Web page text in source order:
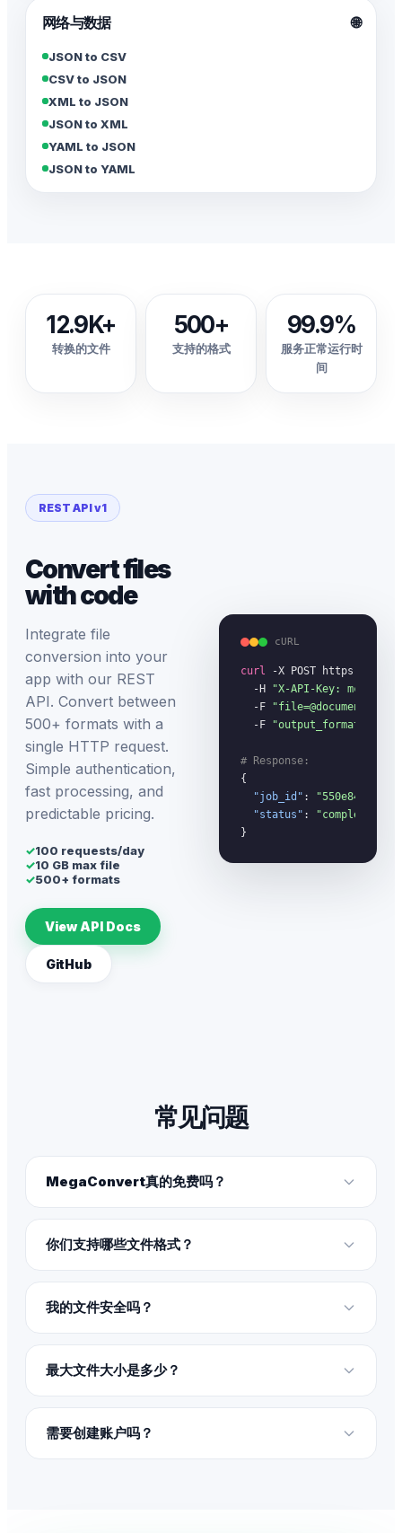
网络与数据 🌐
JSON to CSV
CSV to JSON
XML to JSON
JSON to XML
YAML to JSON
JSON to YAML
12.9K+
转换的文件
500+
支持的格式
99.9%
服务正常运行时
间
REST API v1
Convert files
with code
Integrate file
conversion into your
app with our REST
API. Convert between
500+ formats with a
single HTTP request.
Simple authentication,
fast processing, and
predictable pricing.
✓100 requests/day
✓10 GB max file
✓500+ formats
View API Docs
GitHub
cURL
curl -X POST https://
  -H
"X-API-Key:
  -F
"file=@document.pdf"
  -F
"output_format=docx"
# Response:
{
"job_id" :
"550e8400-
"status" :
"completed"
}
常见问题
MegaConvert真的免费吗？
你们支持哪些文件格式？
我的文件安全吗？
最大文件大小是多少？
需要创建账户吗？